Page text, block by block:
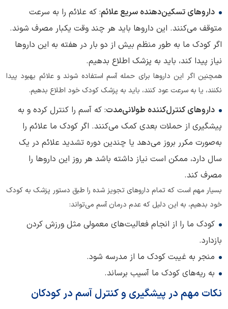
داروهای تسکین‌دهنده سریع علائم: که علائم را به سرعت
متوقف می‌کنند. این داروها باید هر چند وقت یکبار مصرف شوند.
اگر کودک ما به طور منظم بیش از دو بار در هفته به این داروها
نیاز پیدا کند، باید به پزشک اطلاع بدهیم.
همچنین اگر این داروها برای حمله آسم استفاده شوند و علائم بهبود پیدا
نکنند، یا به سرعت عود کنند، باید به پزشک کودک خود اطلاع بدهیم.
داروهای کنترل‌کننده طولانی‌مدت: که آسم را کنترل کرده و به
پیشگیری از حملات بعدی کمک می‌کنند. اگر کودک ما علائم را
به‌صورت مکرر بروز می‌دهد یا چندین دوره تشدید علائم در یک
سال دارد، ممکن است نیاز داشته باشد هر روز این داروها را
مصرف کند.
بسیار مهم است که تمام داروهای تجویز شده را طبق دستور پزشک به کودک
خود بدهیم، به این دلیل که عدم درمان آسم می‌تواند:
کودک ما را از انجام فعالیت‌های معمولی مثل ورزش کردن
بازدارد.
منجر به غیبت کودک ما از مدرسه شود.
به ریه‌های کودک ما آسیب برساند.
نکات مهم در پیشگیری و کنترل آسم در کودکان